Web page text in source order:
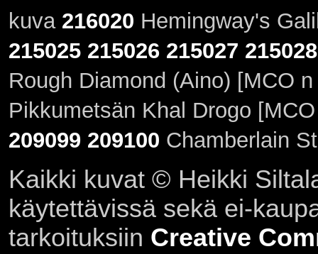
kuva 216020 Hemingway's
215025 215026 215027 215028
Rough Diamond (Aino) [MCO
Pikkumetsän Khal Drogo
209099 209100 Chamberlain
Kaikki kuvat © Heikki
käytettävissä sekä ei-
tarkoituksiin Creative